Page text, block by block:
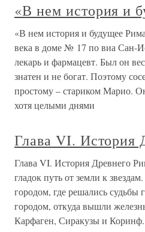
«В нем история и
«В нем история и будущее
века в доме № 17 по виа Сан-
лекарь и фармацевт. Был он
знатен и не богат. Поэтому
простому – стариком Марио.
хотя целыми днями
Глава VI. История
Глава VI. История
гладок путь от земли к
городом, где решались судьбы
городом, откуда вышли
Карфаген, Сиракузы и